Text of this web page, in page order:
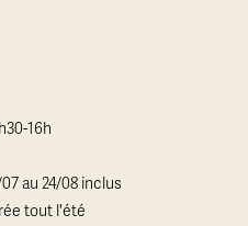
16h
au 24/08 inclus
tout l'été